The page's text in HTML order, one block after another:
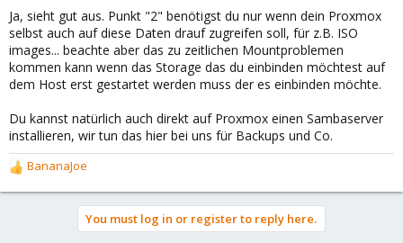
Ja, sieht gut aus. Punkt "2" benötigst du nur wenn dein Proxmox
selbst auch auf diese Daten drauf zugreifen soll, für z.B. ISO
images... beachte aber das zu zeitlichen Mountproblemen
kommen kann wenn das Storage das du einbinden möchtest auf
dem Host erst gestartet werden muss der es einbinden möchte.
Du kannst natürlich auch direkt auf Proxmox einen Sambaserver
installieren, wir tun das hier bei uns für Backups und Co.
R
e
BananaJoe
You must log in or register to reply here.